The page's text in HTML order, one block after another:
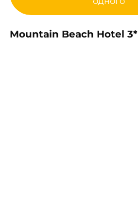
Mountain Beach Hotel 3*